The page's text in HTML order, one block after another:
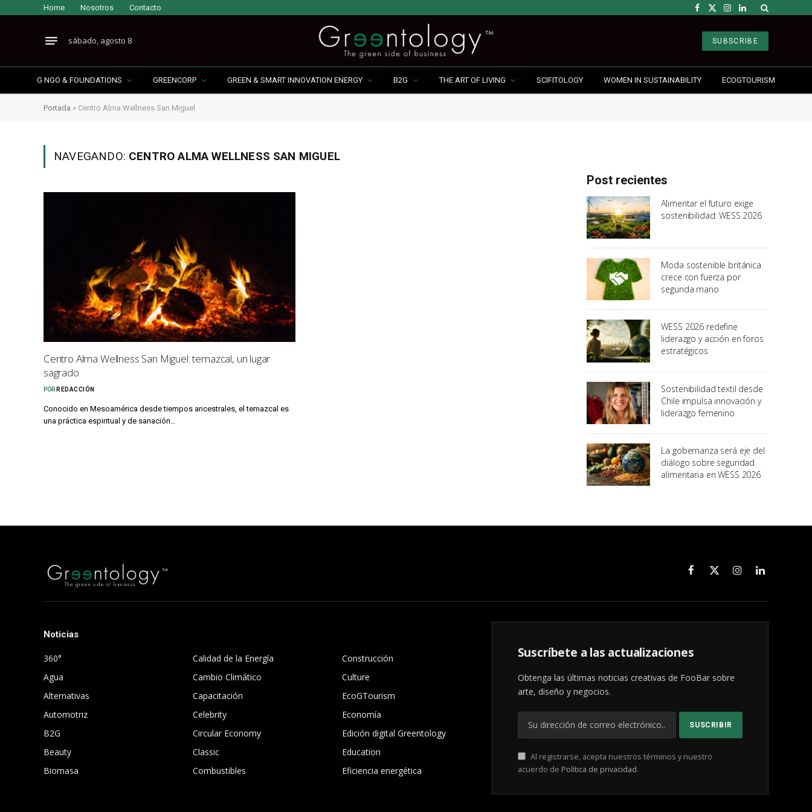
Home Nosotros Contacto Facebook
X
Instagram
LinkedIn
sábado, agosto 8 SUBSCRIBE
G NGO & FOUNDATIONS GREENCORP GREEN & SMART INNOVATION ENERGY B2G THE ART OF LIVING SCIFITOLOGY WOMEN IN SUSTAINABILITY ECOGTOURISM
Portada » Centro Alma Wellness San Miguel
NAVEGANDO: CENTRO ALMA WELLNESS SAN MIGUEL
Centro Alma Wellness San Miguel: temazcal, un lugar
sagrado
POR REDACCIÓN
Conocido en Mesoamérica desde tiempos ancestrales, el temazcal es
una práctica espiritual y de sanación…
Post recientes
Alimentar el futuro exige
sostenibilidad: WESS 2026
Moda sostenible británica
crece con fuerza por
segunda mano
WESS 2026 redefine
liderazgo y acción en foros
estratégicos
Sostenibilidad textil desde
Chile impulsa innovación y
liderazgo femenino
La gobernanza será eje del
diálogo sobre seguridad
alimentaria en WESS 2026
Facebook
X
InstagramLinkedIn
Noticias
360°
Agua
Alternativas
Automotriz
B2G
Beauty
Biomasa
Calidad de la Energía
Cambio Climático
Capacitación
Celebrity
Circular Economy
Classic
Combustibles
Construcción
Culture
EcoGTourism
Economía
Edición digital Greentology
Education
Eficiencia energética
Suscríbete a las actualizaciones
Obtenga las últimas noticias creativas de FooBar sobre
arte, diseño y negocios.
Al registrarse, acepta nuestros términos y nuestro
acuerdo de Política de privacidad.